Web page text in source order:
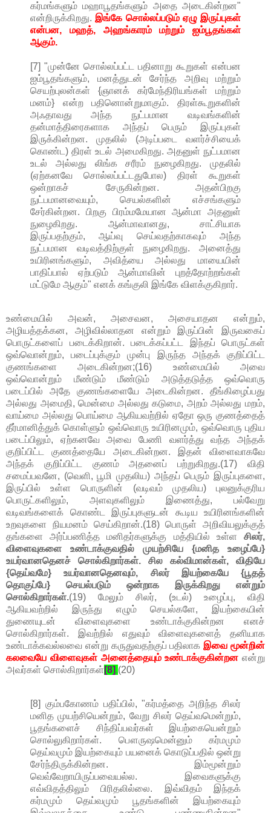
கர்மங்களும் மஹாபூதங்களும் அதை அடைகின்றன"
என்றிருக்கிறது.இங்கே சொல்லப்படும் ஏழு இருப்புகள்
என்பன, மஹத், அஹங்காரம் மற்றும் ஐம்பூதங்கள்
ஆகும்.
[7] "முன்னே சொல்லப்பட்ட பதினாறு கூறுகள் என்பன
ஐம்பூதங்களும், மனத்துடன் சேர்ந்த அறிவு மற்றும்
செயற்புலன்கள் {ஞானக் கர்மேந்திரியங்கள் மற்றும்
மனம்} என்ற பதினொன்றுமாகும். திரள்கூறுகளின்
அஃதாவது அந்த நுட்பமான வடிவங்களின்
தன்மாத்திரைகளாக அந்தப் பெரும் இருப்புகள்
இருக்கின்றன. முதலில் (அடிப்படை வளர்ச்சியைக்
கொண்ட) திரள் உடல் அமைகிறது. அதனுள் நுட்பமான
உடல் அல்லது லிங்க சரீரம் நுழைகிறது. முதலில்
(ஏற்கனவே சொல்லப்பட்டதுபோல) திரள் கூறுகள்
ஒன்றாகச் சேருகின்றன. அதன்பிறகு
நுட்பமானவையும், செயல்களின் எச்சங்களும்
சேர்கின்றன. பிறகு பிரம்மமேயான ஆன்மா அதனுள்
நுழைகிறது. ஆன்மாவானது, சாட்சியாக
இருப்பதற்கும், ஆய்வு செய்வதற்காகவும் அந்த
நுட்பமான வடிவத்திற்குள் நுழைகிறது. அனைத்து
உயிரினங்களும், அவித்யை அல்லது மாயையின்
பாதிப்பால் ஏற்படும் ஆன்மாவின் புறத்தோற்றங்கள்
மட்டுமே ஆகும்" எனக் கங்குலி இங்கே விளக்குகிறார்.
உண்மையில் அவன், அசைவன, அசையாதன என்றும்,
அழியத்தக்கன, அழிவில்லாதன என்றும் இருப்பின் இருவகைப்
பொருட்களைப் படைக்கிறான். படைக்கப்பட்ட இந்தப் பொருட்கள்
ஒவ்வொன்றும், படைப்புக்கும் முன்பு இருந்த அந்தக் குறிப்பிட்ட
குணங்களை அடைகின்றன;(16) உண்மையில் அவை
ஒவ்வொன்றும் மீண்டும் மீண்டும் அடுத்தடுத்த ஒவ்வொரு
படைப்பில் அதே குணங்களையே அடைகின்றன. தீங்கிழைப்பது
அல்லது அமைதி, மென்மை அல்லது கடுமை, அறம் அல்லது மறம்,
வாய்மை அல்லது பொய்மை ஆகியவற்றில் ஏதோ ஒரு குணத்தைத்
தீர்மானித்துக் கொள்ளும் ஒவ்வொரு உயிரினமும், ஒவ்வொரு புதிய
படைப்பிலும், ஏற்கனவே அவை பேணி வளர்த்து வந்த அந்தக்
குறிப்பிட்ட குணத்தையே அடைகின்றன. இதன் விளைவாகவே
அந்தக் குறிப்பிட்ட குணம் அதனைப் பற்றுகிறது.(17) விதி
சமைப்பவனே, (வெளி, பூமி முதலிய) அந்தப் பெரும் இருப்புகளை,
இருப்பில் உள்ள பொருளின் (வடிவம் முதலிய) புலனுக்குரிய
பொருட்களிலும், அளவுகளிலும் இணைத்து, பல்வேறு
வடிவங்களைக் கொண்ட இருப்புகளுடன் கூடிய உயிரினங்களின்
உறவுகளை நியமனம் செய்கிறான்.(18) பொருள் அறிவியலுக்குத்
தங்களை அர்ப்பணித்த மனிதர்களுக்கு மத்தியில் உள்ள சிலர்,
விளைவுகளை உண்டாக்குவதில் முயற்சியே {மனித உழைப்பே}
உயர்வானதெனச் சொல்கிறார்கள். சில கல்விமான்கள், விதியே
{தெய்வமே} உயர்வானதெனவும், சிலர் இயற்கையே {பூதத்
தொகுப்பே} செயல்படும் ஒன்றாக இருக்கிறது என்றும்
சொல்கிறார்கள்.(19) மேலும் சிலர், (உடல்) உழைப்பு, விதி
ஆகியவற்றில் இருந்து எழும் செயல்களே, இயற்கையின்
துணையுடன் விளைவுகளை உண்டாக்குகின்றன எனச்
சொல்கிறார்கள். இவற்றில் எதுவும் விளைவுகளைத் தனியாக
உண்டாக்கவல்லவை என்று கருதுவதற்குப் பதிலாகஇவை மூன்றின்
கலவையே விளைவுகள் அனைத்தையும் உண்டாக்குகின்றன என்று
அவர்கள் சொல்கிறார்கள் [8].(20)
[8] கும்பகோணம் பதிப்பில், "கர்மத்தை அறிந்த சிலர்
மனித முயற்சியென்றும், வேறு சிலர் தெய்வமென்றும்,
பூதங்களைச் சிந்திப்பவர்கள் இயற்கையென்றும்
சொல்லுகிறார்கள். பௌருஷமென்னும் கர்மமும்
தெய்வமும் இயற்கையும் பயனைக் கொடுப்பதில் ஒன்று
சேர்ந்திருக்கின்றன. இம்மூன்றும்
வெவ்வேறாயிருப்பவையல்ல. இவைகளுக்கு
எவ்விதத்திலும் பிரிதலில்லை. இவ்விதம் இந்தக்
கர்மமும் தெய்வமும் பூதங்களின் இயற்கையும்